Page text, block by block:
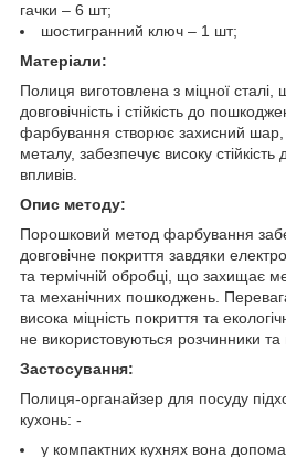
гачки – 6 шт;
шостигранний ключ – 1 шт;
Матеріали:
Полиця виготовлена з міцної сталі,
довговічність і стійкість до
фарбування створює захисний шар,
металу, забезпечує високу
впливів.
Опис методу:
Порошковий метод фарбування
довговічне покриття завдяки
та термічній обробці, що захищає
та механічних пошкоджень.
висока міцність покриття та
не використовуються розчинники та
Застосування:
Полиця-органайзер для посуду
кухонь: -
у компактних кухнях вона